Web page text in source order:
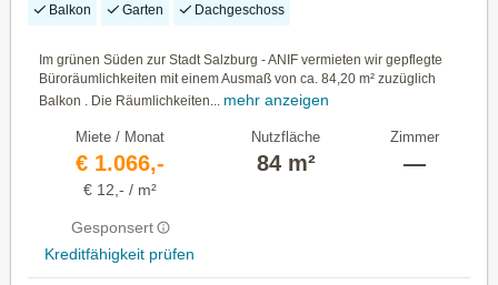
Balkon Garten Dachgeschoss
Im grünen Süden zur Stadt Salzburg - ANIF vermieten wir gepflegte
Büroräumlichkeiten mit einem Ausmaß von ca. 84,20 m² zuzüglich
Balkon . Die Räumlichkeiten...
mehr anzeigen
Miete / Monat
€ 1.066,-
€ 12,- / m²
Gesponsert
Kreditfähigkeit prüfen
Nutzfläche
84 m²
Zimmer
—